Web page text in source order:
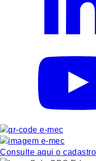
Consulte aqui o